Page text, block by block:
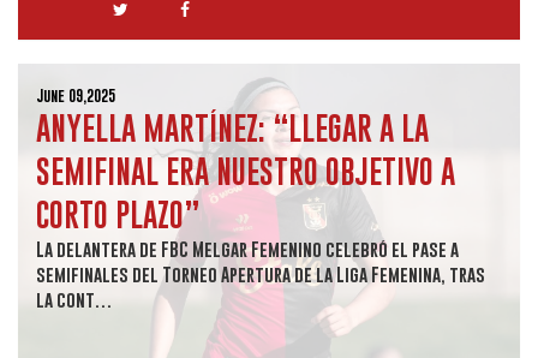
June 09,2025
ANYELLA MARTÍNEZ: “LLEGAR A LA
SEMIFINAL ERA NUESTRO OBJETIVO A
CORTO PLAZO”
La delantera de FBC Melgar Femenino celebró el pase a
semifinales del Torneo Apertura de la Liga Femenina, tras
la cont…